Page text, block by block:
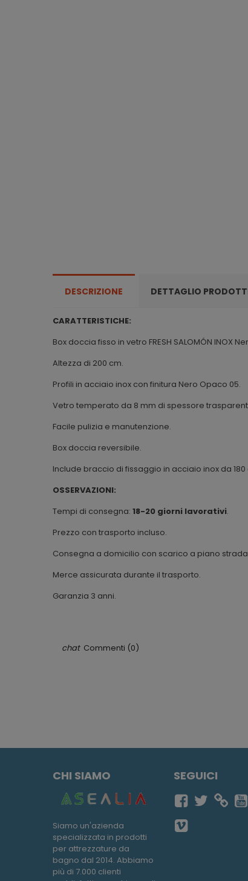
DESCRIZIONE DETTAGLIO
CARATTERISTICHE:
Box doccia fisso in vetro FRESH SALOMÓN INOX
Altezza di 200 cm.
Profili in acciaio inox con finitura Nero Opaco 05.
Vetro temperato da 8 mm di spessore
Facile pulizia e manutenzione.
Box doccia reversibile.
Include braccio di fissaggio in acciaio inox da
OSSERVAZIONI:
Tempi di consegna: 18-20 giorni lavorativi.
Prezzo con trasporto incluso.
Consegna a domicilio con scarico a piano
Merce assicurata durante il trasporto.
Garanzia 3 anni.
Commenti (0)
CHI SIAMO
Siamo un'azienda
specializzata in prodotti
per attrezzature da
bagno dal 2014. Abbiamo
più di 7.000 clienti
SEGUICI